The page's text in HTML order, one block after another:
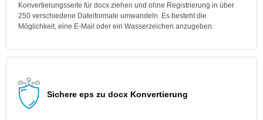
Konvertierungsseite für docx ziehen und ohne Registrierung in über
250 verschiedene Dateiformate umwandeln. Es besteht die
Möglichkeit, eine E-Mail oder ein Wasserzeichen anzugeben.
Sichere eps zu docx Konvertierung